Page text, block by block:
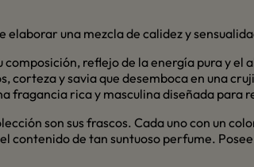
elaborar una mezcla de calidez y
reflejo de la energía pura y
y savia que desemboca en una
fragancia rica y masculina diseñada para
son sus frascos. Cada uno con un
contenido de tan suntuoso perfume.